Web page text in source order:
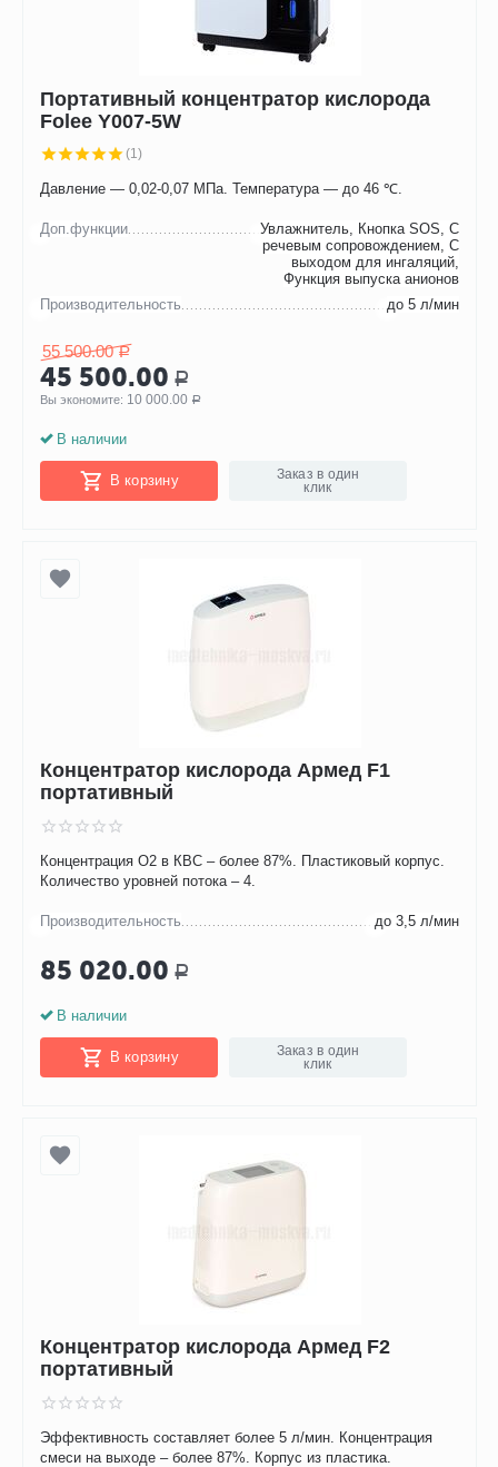
Портативный концентратор кислорода
Folee Y007-5W
(1)
Давление — 0,02-0,07 МПа. Температура — до 46 ℃.
Доп.функции
Увлажнитель, Кнопка SOS, С
речевым сопровождением, С
выходом для ингаляций,
Функция выпуска анионов
Производительность
до 5 л/мин
55 500.00 Р
45 500.00 Р
Вы экономите: 10 000.00 Р
В наличии
В корзину
Заказ в один
клик
Концентратор кислорода Армед F1
портативный
Концентрация O2 в КВС – более 87%. Пластиковый корпус.
Количество уровней потока – 4.
Производительность до 3,5 л/мин
85 020.00 Р
В наличии
В корзину
Заказ в один
клик
Концентратор кислорода Армед F2
портативный
Эффективность составляет более 5 л/мин. Концентрация
смеси на выходе – более 87%. Корпус из пластика.